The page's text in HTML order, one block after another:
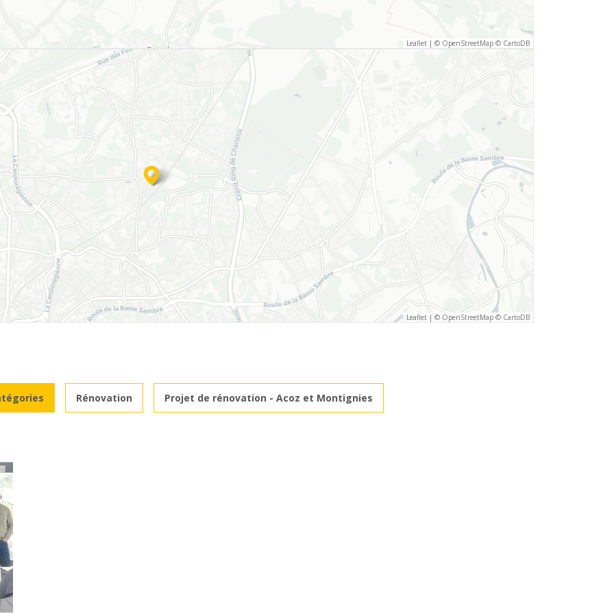
Leaflet | © OpenStreetMap © CartoDB
Leaflet | © OpenStreetMap © CartoDB
Rénovation Projet de rénovation - Acoz et Montignies